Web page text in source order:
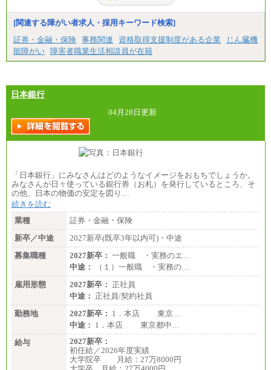
[関連する障がい者求人・採用キーワード検索]
証券・金融・保険 事務関連 資格取得支援制度がある企業
じん臓機
能障がい 障害者職業生活相談員が在籍
日本銀行
04月28日更新
「日本銀行」にみなさんはどのようなイメージをおもちでしょうか。
みなさんが日々使っている銀行券（お札）を発行しているところ、そ
の他、日本の物価の安定を図り…
続きを読む
業種
証券・金融・保険
新卒／中途
2027新卒(既卒3年以内可)・中途
募集職種
2027新卒： 一般職 ・実務のエ…
中途：
（１）一般職 ・実務の…
雇用形態
2027新卒： 正社員
中途： 正社員/契約社員
勤務地
2027新卒： 1．本店 東京…
中途： 1．本店 東京都中…
給与
2027新卒：
初任給／2026年度実績
大学院卒 月給：27万8000円